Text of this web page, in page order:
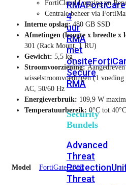
RMAFortiCare
4
uur
RMA
met
onsite
Secure
RMA
Security
Bundels
Advanced
Threat
Protection
Threat
FortiCloud Logging en
Centrale beheer via
Interne opslag:480 GB SSD
Afmetingen (hoogte x breedte x
301 (Rack Mount, 1 RU)
Gewicht: 5,5 kg
Stroomvoorziening:
wisselstroomvoedingen (1
AC, 50/60 Hz
Energieverbruik: 109,9 W
Temperatuurbereik: 0°C tot
Model FortiGate-201E